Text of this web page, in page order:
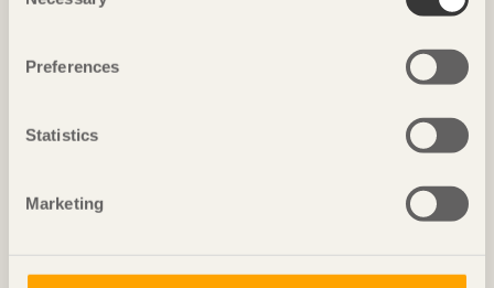
Preferences
Statistics
Marketing